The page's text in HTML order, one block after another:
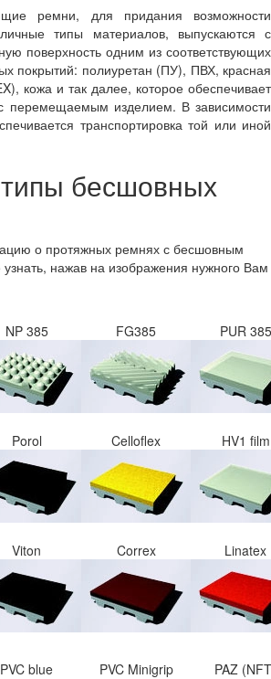
ремни, для придания возможности
типы материалов, выпускаются с
поверхность одним из соответствующих
покрытий: полиуретан (ПУ), ПВХ, красная
кожа и так далее, которое обеспечивает
перемещаемым изделием. В зависимости
транспортировка той или иной
бесшовных
о протяжных ремнях с бесшовным
нажав на изображения нужного Вам
NP 385 FG385 PUR 385
Porol Celloflex HV1 film
Viton Correx Linatex
PVC blue PVC Minigrip PAZ